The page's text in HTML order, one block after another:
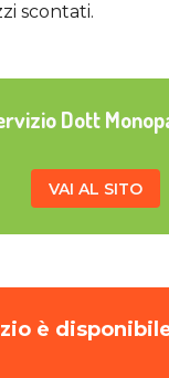
scontati.
Dott
VAI AL SITO
è